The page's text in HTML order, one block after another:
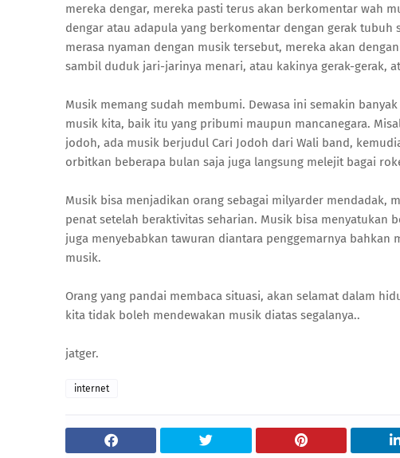
mereka dengar, mereka pasti terus akan berkomentar wah
dengar atau adapula yang berkomentar dengan gerak
merasa nyaman dengan musik tersebut, mereka akan
sambil duduk jari-jarinya menari, atau kakinya gerak-gerak,
Musik memang sudah membumi. Dewasa ini semakin banyak
musik kita, baik itu yang pribumi maupun mancanegara.
jodoh, ada musik berjudul Cari Jodoh dari Wali band,
orbitkan beberapa bulan saja juga langsung melejit bagai
Musik bisa menjadikan orang sebagai milyarder mendadak,
penat setelah beraktivitas seharian. Musik bisa menyatukan
juga menyebabkan tawuran diantara penggemarnya
musik.
Orang yang pandai membaca situasi, akan selamat dalam
kita tidak boleh mendewakan musik diatas segalanya..
jatger.
internet